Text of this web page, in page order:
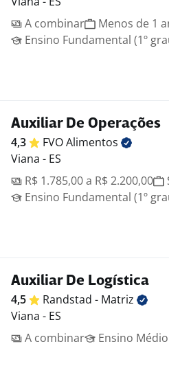
A combinar
Menos de 1
Ensino Fundamental (1º
Auxiliar De Operações
4,3 FVOAlimentos
Viana - ES
R$ 1.785,00 a R$ 2.200,00
Ensino Fundamental (1º
Auxiliar De Logística
4,5 Randstad - Matriz
Viana - ES
A combinar
Ensino